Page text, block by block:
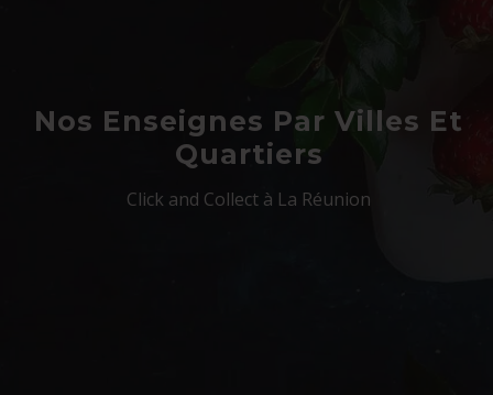
Nos Enseignes Par Villes Et
Quartiers
Click and Collect à La Réunion